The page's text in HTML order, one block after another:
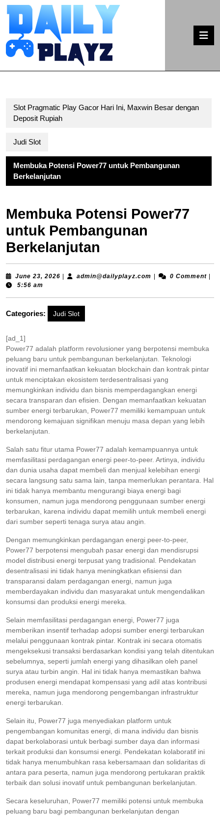
Skip
content
Slot Pragmatic Play Gacor Hari Ini, Maxwin Besar dengan
Deposit Rupiah
Judi Slot
Membuka Potensi Power77 untuk Pembangunan
Berkelanjutan
Membuka Potensi Power77
untuk Pembangunan
Berkelanjutan
June 23, 2026 June
admin@dailyplayz.com 0 Comment
5:56 am
Categories: Judi Slot
[ad_1]
Power77 adalah platform revolusioner yang berpotensi membuka
peluang baru untuk pembangunan berkelanjutan. Teknologi
inovatif ini memanfaatkan kekuatan blockchain dan kontrak pintar
untuk menciptakan ekosistem terdesentralisasi yang
memungkinkan individu dan bisnis memperdagangkan energi
secara transparan dan efisien. Dengan memanfaatkan kekuatan
sumber energi terbarukan, Power77 memiliki kemampuan untuk
mendorong kemajuan signifikan menuju masa depan yang lebih
berkelanjutan.
Salah satu fitur utama Power77 adalah kemampuannya untuk
memfasilitasi perdagangan energi peer-to-peer. Artinya, individu
dan dunia usaha dapat membeli dan menjual kelebihan energi
secara langsung satu sama lain, tanpa memerlukan perantara. Hal
ini tidak hanya membantu mengurangi biaya energi bagi
konsumen, namun juga mendorong penggunaan sumber energi
terbarukan, karena individu dapat memilih untuk membeli energi
dari sumber seperti tenaga surya atau angin.
Dengan memungkinkan perdagangan energi peer-to-peer,
Power77 berpotensi mengubah pasar energi dan mendisrupsi
model distribusi energi terpusat yang tradisional. Pendekatan
desentralisasi ini tidak hanya meningkatkan efisiensi dan
transparansi dalam perdagangan energi, namun juga
memberdayakan individu dan masyarakat untuk mengendalikan
konsumsi dan produksi energi mereka.
Selain memfasilitasi perdagangan energi, Power77 juga
memberikan insentif terhadap adopsi sumber energi terbarukan
melalui penggunaan kontrak pintar. Kontrak ini secara otomatis
mengeksekusi transaksi berdasarkan kondisi yang telah ditentukan
sebelumnya, seperti jumlah energi yang dihasilkan oleh panel
surya atau turbin angin. Hal ini tidak hanya memastikan bahwa
produsen energi mendapat kompensasi yang adil atas kontribusi
mereka, namun juga mendorong pengembangan infrastruktur
energi terbarukan.
Selain itu, Power77 juga menyediakan platform untuk
pengembangan komunitas energi, di mana individu dan bisnis
dapat berkolaborasi untuk berbagi sumber daya dan informasi
terkait produksi dan konsumsi energi. Pendekatan kolaboratif ini
tidak hanya menumbuhkan rasa kebersamaan dan solidaritas di
antara para peserta, namun juga mendorong pertukaran praktik
terbaik dan solusi inovatif untuk pembangunan berkelanjutan.
Secara keseluruhan, Power77 memiliki potensi untuk membuka
peluang baru bagi pembangunan berkelanjutan dengan